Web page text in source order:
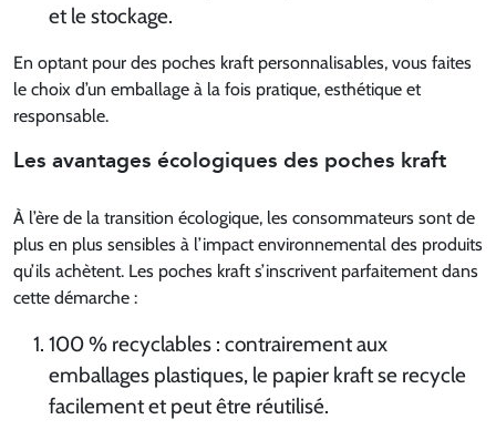
et le stockage.
En optant pour des poches kraft personnalisables, vous faites
le choix d’un emballage à la fois pratique, esthétique et
responsable.
Les avantages écologiques des poches kraft
À l’ère de la transition écologique, les consommateurs sont de
plus en plus sensibles à l’impact environnemental des produits
qu’ils achètent. Les poches kraft s’inscrivent parfaitement dans
cette démarche :
100 % recyclables : contrairement aux
emballages plastiques, le papier kraft se recycle
facilement et peut être réutilisé.